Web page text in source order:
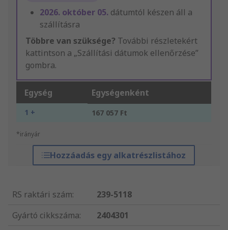
2026. október 05. dátumtól készen áll a
szállításra
Többre van szüksége? További részletekért
kattintson a „Szállítási dátumok ellenőrzése”
gombra.
Egység Egységenként
1 + 167 057 Ft
*irányár
Hozzáadás egy alkatrészlistához
RS raktári szám:
239-5118
Gyártó cikkszáma:
2404301